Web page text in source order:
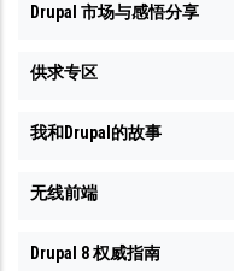
Drupal 市场与感悟分享
供求专区
我和Drupal的故事
无线前端
Drupal 8 权威指南